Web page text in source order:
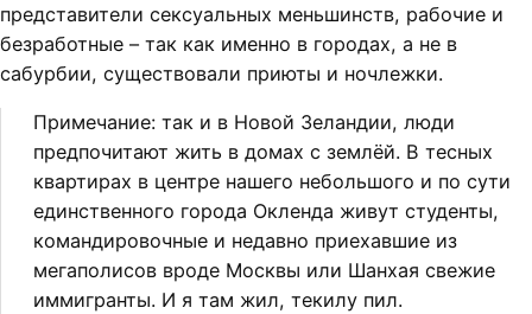
представители сексуальных меньшинств, рабочие и
безработные – так как именно в городах, а не в
сабурбии, существовали приюты и ночлежки.
Примечание: так и в Новой Зеландии, люди
предпочитают жить в домах с землёй. В тесных
квартирах в центре нашего небольшого и по сути
единственного города Окленда живут студенты,
командировочные и недавно приехавшие из
мегаполисов вроде Москвы или Шанхая свежие
иммигранты. И я там жил, текилу пил.